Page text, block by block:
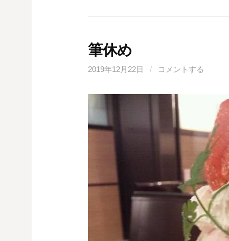
筆休め
2019年12月22日 / コメントする